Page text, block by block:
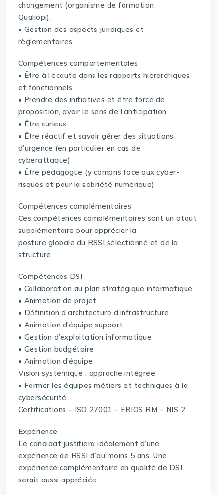
changement (organisme de formation
Qualiopi).
• Gestion des aspects juridiques et
règlementaires
Compétences comportementales
• Être à l’écoute dans les rapports hiérarchiques
et fonctionnels
• Prendre des initiatives et être force de
proposition, avoir le sens de l’anticipation
• Être curieux
• Être réactif et savoir gérer des situations
d’urgence (en particulier en cas de
cyberattaque)
• Être pédagogue (y compris face aux cyber-
risques et pour la sobriété numérique)
Compétences complémentaires
Ces compétences complémentaires sont un atout
supplémentaire pour apprécier la
posture globale du RSSI sélectionné et de la
structure
Compétences DSI
• Collaboration au plan stratégique informatique
• Animation de projet
• Définition d’architecture d’infrastructure
• Animation d’équipe support
• Gestion d’exploitation informatique
• Gestion budgétaire
• Animation d’équipe
Vision systémique : approche intégrée
• Former les équipes métiers et techniques à la
cybersécurité.
Certifications – ISO 27001 – EBIOS RM – NIS 2
Expérience
Le candidat justifiera idéalement d’une
expérience de RSSI d’au moins 5 ans. Une
expérience complémentaire en qualité de DSI
serait aussi appréciée.